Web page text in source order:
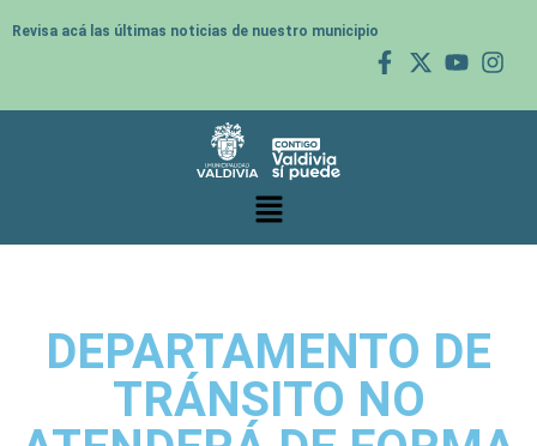
Revisa acá las últimas noticias de nuestro municipio
DEPARTAMENTO DE
TRÁNSITO NO